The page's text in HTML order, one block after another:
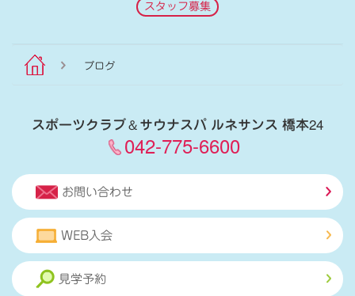
スタッフ募集
ブログ
スポーツクラブ＆サウナスパ ルネサンス 橋本24
042-775-6600
お問い合わせ
WEB入会
見学予約